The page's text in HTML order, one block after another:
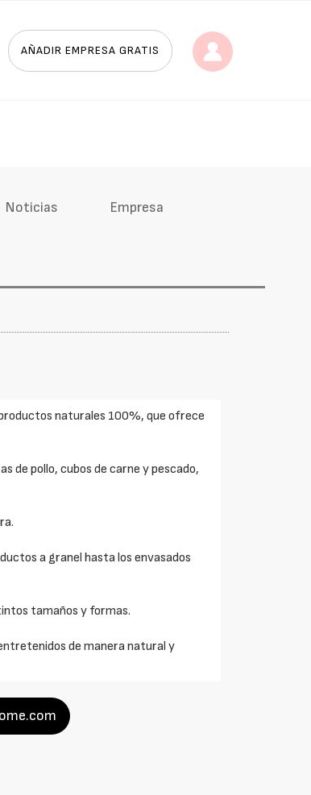
AÑADIR EMPRESA GRATIS
Noticias Empresa
naturales 100%, que ofrece
de pollo, cubos de carne y pescado,
a granel hasta los envasados
tamaños y formas.
de manera natural y